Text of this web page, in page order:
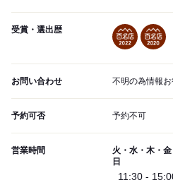
受賞・選出歴
お問い合わせ 不明の為情報
予約可否 予約不可
営業時間
火・水・木・
日
11:30 -